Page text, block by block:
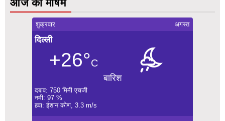
आज का मौषम
शुक्रवार अगस्त
दिल्ली
+26°C
बारिश
दबाव: 750 मिमी एचजी
नमी: 97 %
हवा: ईशान कोण, 3.3 m/s